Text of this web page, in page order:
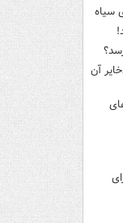
سیاه
آن